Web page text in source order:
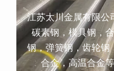
江苏太川金属有限公
碳素钢，模具钢，
钢，弹簧钢，齿轮钢
合金，高温合金